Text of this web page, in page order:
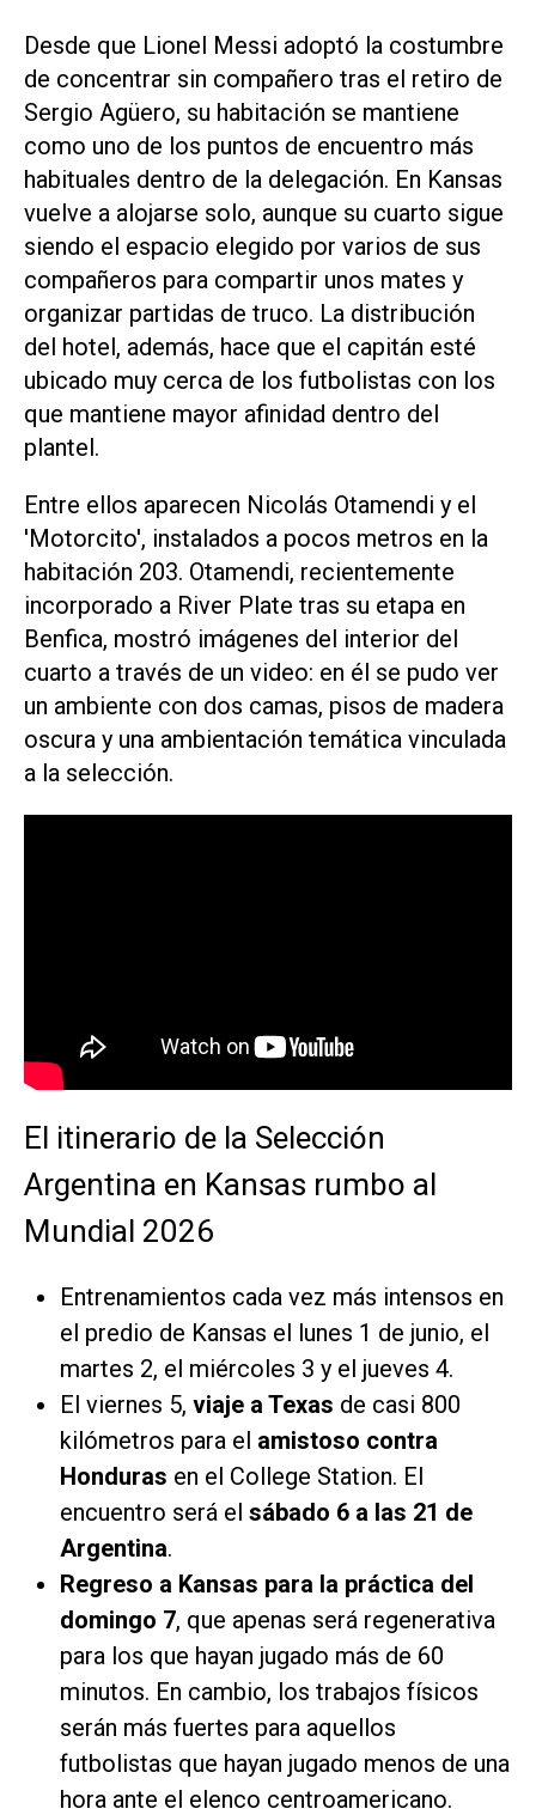
Desde que Lionel Messi adoptó la costumbre
de concentrar sin compañero tras el retiro de
Sergio Agüero, su habitación se mantiene
como uno de los puntos de encuentro más
habituales dentro de la delegación. En Kansas
vuelve a alojarse solo, aunque su cuarto sigue
siendo el espacio elegido por varios de sus
compañeros para compartir unos mates y
organizar partidas de truco. La distribución
del hotel, además, hace que el capitán esté
ubicado muy cerca de los futbolistas con los
que mantiene mayor afinidad dentro del
plantel.
Entre ellos aparecen Nicolás Otamendi y el
'Motorcito', instalados a pocos metros en la
habitación 203. Otamendi, recientemente
incorporado a River Plate tras su etapa en
Benfica, mostró imágenes del interior del
cuarto a través de un video: en él se pudo ver
un ambiente con dos camas, pisos de madera
oscura y una ambientación temática vinculada
a la selección.
El itinerario de la Selección
Argentina en Kansas rumbo al
Mundial 2026
Entrenamientos cada vez más intensos en
el predio de Kansas el lunes 1 de junio, el
martes 2, el miércoles 3 y el jueves 4.
El viernes 5, viaje a Texas de casi 800
kilómetros para el amistoso contra
Honduras en el College Station. El
encuentro será el sábado 6 a las 21 de
Argentina.
Regreso a Kansas para la práctica del
domingo 7, que apenas será regenerativa
para los que hayan jugado más de 60
minutos. En cambio, los trabajos físicos
serán más fuertes para aquellos
futbolistas que hayan jugado menos de una
hora ante el elenco centroamericano.